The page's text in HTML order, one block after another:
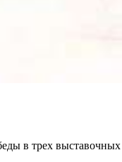
в трех